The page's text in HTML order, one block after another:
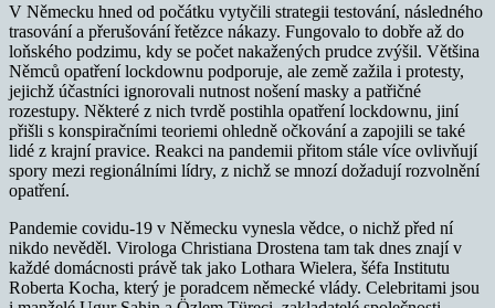
V Německu hned od počátku vytyčili strategii testování, následného
trasování a přerušování řetězce nákazy. Fungovalo to dobře až do
loňského podzimu, kdy se počet nakažených prudce zvýšil. Většina
Němců opatření lockdownu podporuje, ale země zažila i protesty,
jejichž účastníci ignorovali nutnost nošení masky a patřičné
rozestupy. Některé z nich tvrdě postihla opatření lockdownu, jiní
přišli s konspiračními teoriemi ohledně očkování a zapojili se také
lidé z krajní pravice. Reakci na pandemii přitom stále více ovlivňují
spory mezi regionálními lídry, z nichž se mnozí dožadují rozvolnění
opatření.
Pandemie covidu-19 v Německu vynesla vědce, o nichž před ní
nikdo nevěděl. Virologa Christiana Drostena tam tak dnes znají v
každé domácnosti právě tak jako Lothara Wielera, šéfa Institutu
Roberta Kocha, který je poradcem německé vlády. Celebritami jsou